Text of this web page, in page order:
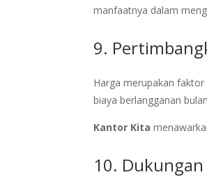
manfaatnya dalam
9.
Harga merupakan
biaya berlangganan
Kantor Kita
10.